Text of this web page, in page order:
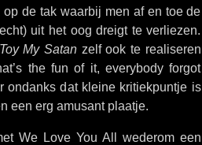
de tak waarbij men af en toe de
uit het oog dreigt te verliezen.
My Satanzelf ook te realiseren
the fun of it, everybody forgot
ondanks dat kleine kritiekpuntje is
een erg amusant plaatje.
We Love You All wederom een